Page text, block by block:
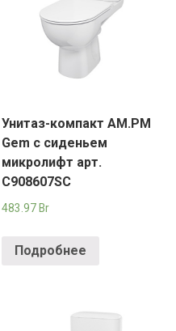
Унитаз-компакт AM.PM
Gem с сиденьем
микролифт арт.
C908607SC
483.97 Br
Подробнее